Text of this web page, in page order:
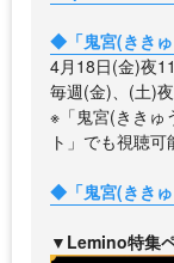
◆「鬼宮(きき
4月18日(金)夜
毎週(金)、(土)
※「鬼宮(ききゅ
ト」でも視聴可
◆「鬼宮(きき
▼Lemino特集